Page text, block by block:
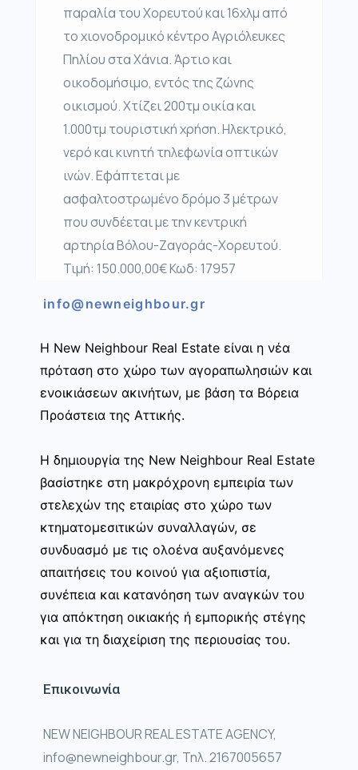
παραλία του Χορευτού και 16χλμ από
το χιονοδρομικό κέντρο Αγριόλευκες
Πηλίου στα Χάνια. Άρτιο και
οικοδομήσιμο, εντός της ζώνης
οικισμού. Χτίζει 200τμ οικία και
1.000τμ τουριστική χρήση. Ηλεκτρικό,
νερό και κινητή τηλεφωνία οπτικών
ινών. Εφάπτεται με
ασφαλτοστρωμένο δρόμο 3 μέτρων
που συνδέεται με την κεντρική
αρτηρία Βόλου-Ζαγοράς-Χορευτού.
Τιμή: 150.000,00€ Κωδ: 17957
info@newneighbour.gr
Η New Neighbour Real Estate είναι η νέα
πρόταση στο χώρο των αγοραπωλησιών και
ενοικιάσεων ακινήτων, με βάση τα Βόρεια
Προάστεια της Αττικής.
Η δημιουργία της New Neighbour Real Estate
βασίστηκε στη μακρόχρονη εμπειρία των
στελεχών της εταιρίας στο χώρο των
κτηματομεσιτικών συναλλαγών, σε
συνδυασμό με τις ολοένα αυξανόμενες
απαιτήσεις του κοινού για αξιοπιστία,
συνέπεια και κατανόηση των αναγκών του
για απόκτηση οικιακής ή εμπορικής στέγης
και για τη διαχείριση της περιουσίας του.
Επικοινωνία
NEW NEIGHBOUR REAL ESTATE AGENCY,
info@newneighbour.gr, Τηλ. 2167005657